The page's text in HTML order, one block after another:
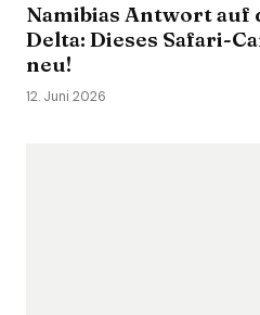
Namibias Antwort auf
Delta: Dieses Safari-
neu!
12. Juni 2026